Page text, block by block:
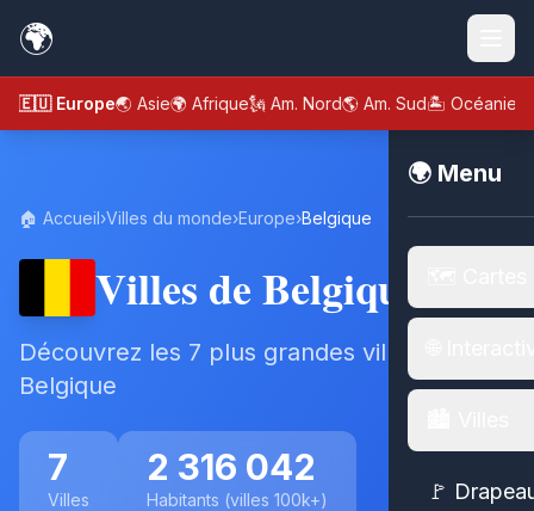
🌍
🇪🇺 Europe🌏 Asie🌍 Afrique🗽 Am. Nord🌎 Am. Sud🏝️ Océanie
🌍 Menu
🚩
🏠 Accueil›Villes du monde›Europe›Belgique
Villes de Belgique
Découvrez les 7 plus grandes villes de
Belgique
7
Villes
2 316 042
Habitants (villes 100k+)